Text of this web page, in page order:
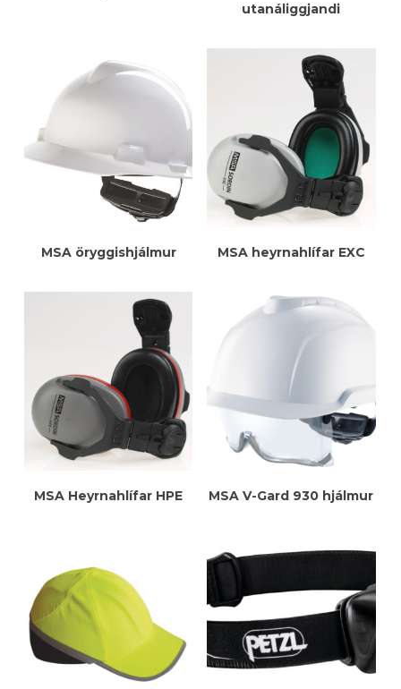
utanáliggjandi
Meiri Upplýsingar
MSA öryggishjálmur Meiri Upplýsingar
MSA heyrnahlífar EXC
Meiri Upplýsingar
MSA Heyrnahlífar HPE Meiri Upplýsingar
MSA V-Gard 930 hjálmur